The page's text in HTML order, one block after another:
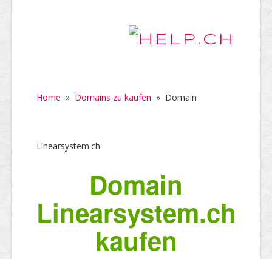
Home » Domains zu kaufen » Domain
Linearsystem.ch
Domain
Linearsystem.ch
kaufen